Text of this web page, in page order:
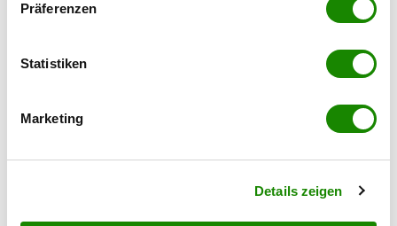
Informationen über Ihre geografische Lage
können
bestimmten Merkmalen (Fingerprinting) identifizieren
Erfahren Sie mehr darüber, wie Ihre persönlichen Daten
Präferenzen
Statistiken
Marketing
Details zeigen
Apotheke